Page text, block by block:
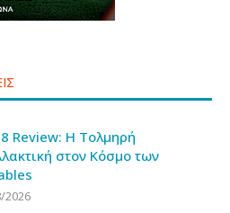
Review: Η Τολμηρή
στον Κόσμο των
2026